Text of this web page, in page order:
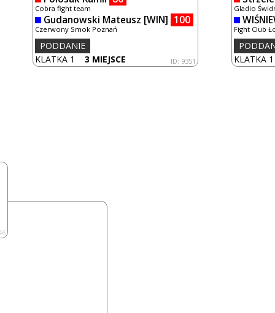
Gladio
Fight Club
KLATKA
Cobra fight team
Gudanowski Mateusz [WIN] 100
Czerwony Smok Poznań
KLATKA 1 3 MIEJSCE ID: 9351
PODDANIE